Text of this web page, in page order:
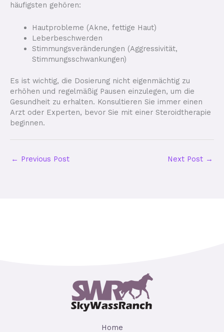
häufigsten gehören:
Hautprobleme (Akne, fettige Haut)
Leberbeschwerden
Stimmungsveränderungen (Aggressivität,
Stimmungsschwankungen)
Es ist wichtig, die Dosierung nicht eigenmächtig zu
erhöhen und regelmäßig Pausen einzulegen, um die
Gesundheit zu erhalten. Konsultieren Sie immer einen
Arzt oder Experten, bevor Sie mit einer Steroidtherapie
beginnen.
← Previous Post Next Post →
Home